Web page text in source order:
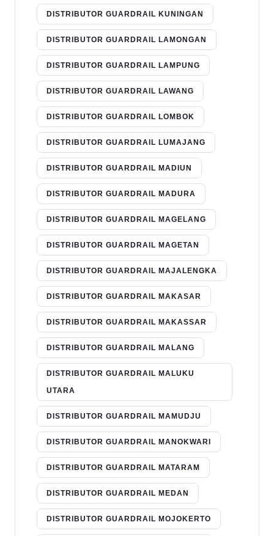
DISTRIBUTOR GUARDRAIL KUNINGAN
DISTRIBUTOR GUARDRAIL LAMONGAN
DISTRIBUTOR GUARDRAIL LAMPUNG
DISTRIBUTOR GUARDRAIL LAWANG
DISTRIBUTOR GUARDRAIL LOMBOK
DISTRIBUTOR GUARDRAIL LUMAJANG
DISTRIBUTOR GUARDRAIL MADIUN
DISTRIBUTOR GUARDRAIL MADURA
DISTRIBUTOR GUARDRAIL MAGELANG
DISTRIBUTOR GUARDRAIL MAGETAN
DISTRIBUTOR GUARDRAIL MAJALENGKA
DISTRIBUTOR GUARDRAIL MAKASAR
DISTRIBUTOR GUARDRAIL MAKASSAR
DISTRIBUTOR GUARDRAIL MALANG
DISTRIBUTOR GUARDRAIL MALUKU
UTARA
DISTRIBUTOR GUARDRAIL MAMUDJU
DISTRIBUTOR GUARDRAIL MANOKWARI
DISTRIBUTOR GUARDRAIL MATARAM
DISTRIBUTOR GUARDRAIL MEDAN
DISTRIBUTOR GUARDRAIL MOJOKERTO